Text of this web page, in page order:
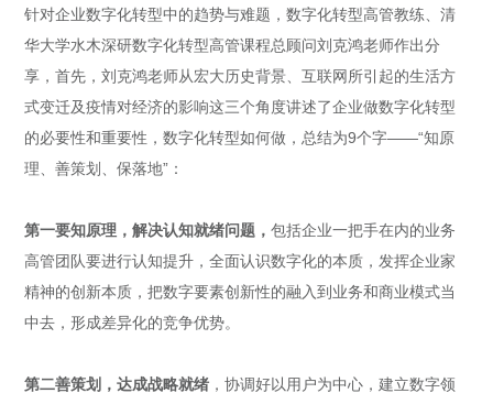
针对企业数字化转型中的趋势与难题，数字化转型高管教练、清
华大学水木深研数字化转型高管课程总顾问刘克鸿老师作出分
享，首先，刘克鸿老师从宏大历史背景、互联网所引起的生活方
式变迁及疫情对经济的影响这三个角度讲述了企业做数字化转型
的必要性和重要性，数字化转型如何做，总结为9个字——“知原
理、善策划、保落地”：
第一要知原理 ，解决认知就绪问题，包括企业一把手在内的业务
高管团队要进行认知提升，全面认识数字化的本质，发挥企业家
精神的创新本质，把数字要素创新性的融入到业务和商业模式当
中去，形成差异化的竞争优势。
第二善策划，达成战略就绪 ，协调好以用户为中心，建立数字领